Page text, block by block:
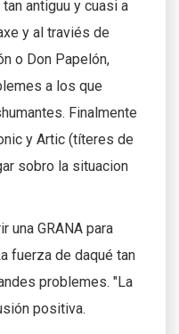
antiguu y cuasi a
y al traviés de
o Don Papelón,
a los que
Finalmente
y Artic (títeres de
sobro la situacion
una GRANA para
fuerza de daqué tan
problemes. "La
positiva.